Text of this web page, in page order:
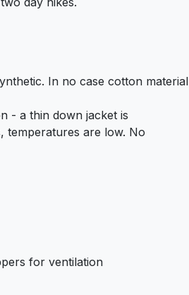
In no case cotton material
- a thin down jacket is
temperatures are low. No
for ventilation